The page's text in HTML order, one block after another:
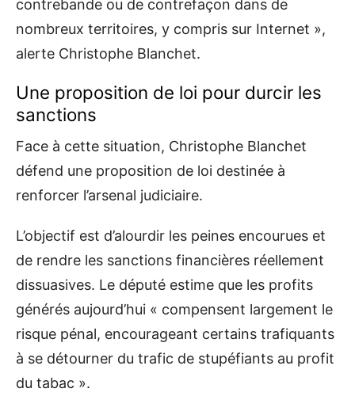
contrebande ou de contrefaçon dans de
nombreux territoires, y compris sur Internet »,
alerte Christophe Blanchet.
Une proposition de loi pour durcir les
sanctions
Face à cette situation, Christophe Blanchet
défend une proposition de loi destinée à
renforcer l’arsenal judiciaire.
L’objectif est d’alourdir les peines encourues et
de rendre les sanctions financières réellement
dissuasives. Le député estime que les profits
générés aujourd’hui « compensent largement le
risque pénal, encourageant certains trafiquants
à se détourner du trafic de stupéfiants au profit
du tabac ».